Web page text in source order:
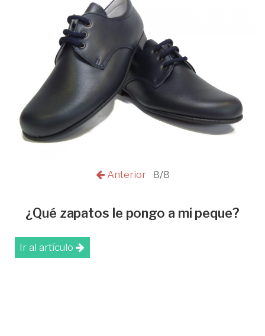
Anterior 8/8
¿Qué zapatos le pongo a mi peque?
Ir al artículo